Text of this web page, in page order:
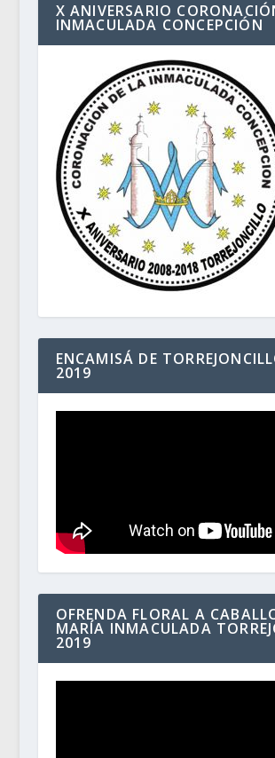
X ANIVERSARIO
INMACULADA CONCEPCIÓN
ENCAMISÁ DE
2019
OFRENDA FLORAL A
MARÍA INMACULADA
2019